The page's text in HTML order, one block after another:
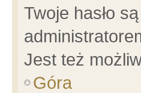
Twoje hasło
Jest też
Góra